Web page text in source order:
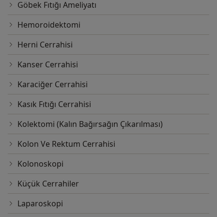
Göbek Fıtığı Ameliyatı
Hemoroidektomi
Herni Cerrahisi
Kanser Cerrahisi
Karaciğer Cerrahisi
Kasık Fıtığı Cerrahisi
Kolektomi (Kalın Bağırsağın Çıkarılması)
Kolon Ve Rektum Cerrahisi
Kolonoskopi
Küçük Cerrahiler
Laparoskopi